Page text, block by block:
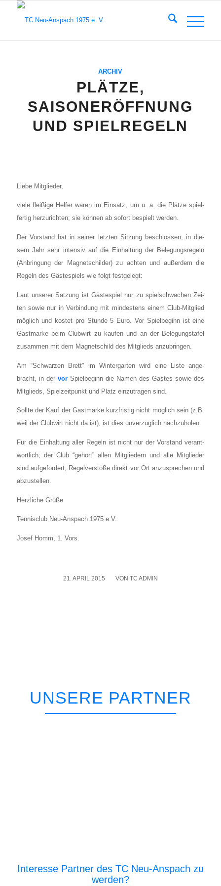
ARCHIV
PLÄTZE,
SAISONERÖFFNUNG
UND SPIELREGELN
Lie­be Mit­glie­der,
vie­le flei­ßi­ge Hel­fer waren im Ein­satz, um u. a. die Plät­ze spiel­
fer­tig her­zu­rich­ten; sie kön­nen ab sofort bespielt wer­den.
Der Vor­stand hat in sei­ner letz­ten Sit­zung beschlos­sen, in die­
sem Jahr sehr inten­siv auf die Ein­hal­tung der Bele­gungs­re­geln
(Anbrin­gung der Magnet­schil­der) zu ach­ten und außer­dem die
Regeln des Gäs­te­spiels wie folgt fest­ge­legt:
Laut unse­rer Sat­zung ist Gäs­te­spiel nur zu spiel­schwa­chen Zei­
ten sowie nur in Ver­bin­dung mit min­des­tens einem Club-Mit­glied
mög­lich und kos­tet pro Stun­de 5 Euro. Vor Spiel­be­ginn ist eine
Gast­mar­ke beim Club­wirt zu kau­fen und an der Bele­gungs­ta­fel
zusam­men mit dem Magnet­schild des Mit­glieds anzu­brin­gen.
Am “Schwar­zen Brett” im Win­ter­gar­ten wird eine Lis­te ange­
bracht, in der vorSpiel­be­ginn die Namen des Gas­tes sowie des
Mit­glieds, Spiel­zeit­punkt und Platz ein­zu­tra­gen sind.
Soll­te der Kauf der Gast­mar­ke kurz­fris­tig nicht mög­lich sein (z.B.
weil der Club­wirt nicht da ist), ist dies unver­züg­lich nach­zu­ho­len.
Für die Ein­hal­tung aller Regeln ist nicht nur der Vor­stand ver­ant­
wort­lich; der Club “gehört” allen Mit­glie­dern und alle Mit­glie­der
sind auf­ge­for­dert, Regel­ver­stö­ße direkt vor Ort anzu­spre­chen und
abzu­stel­len.
Herz­li­che Grü­ße
Ten­nis­club Neu-Anspach 1975 e.V.
Josef Homm, 1. Vors.
21. APRIL 2015
/ VON TC ADMIN
UNSERE PARTNER
Interesse Partner des TC Neu-Anspach zu
werden?